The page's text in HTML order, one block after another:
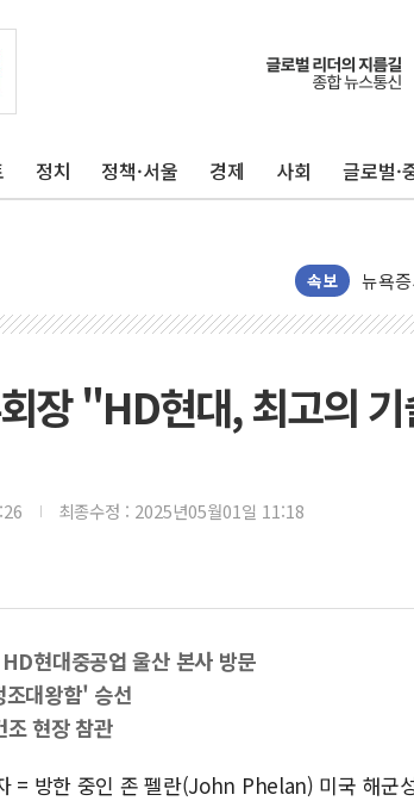
정치 정책·서울 경제 사회 글로벌·
속보
[종합]
[사진]
보훈
트럼
李 "
李 대
트럼
이란
남동
[인도
황희
폭염
신길
용산
장 "HD현대, 최고의
최종수정 : 2025년05월01일 11:18
현대중공업 울산 본사 방문
대왕함' 승선
현장 참관
= 방한 중인 존 펠란(John Phelan) 미국 해군